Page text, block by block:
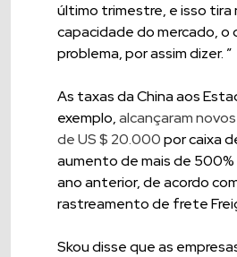
último trimestre, e isso tira
capacidade do mercado, o
problema, por assim dizer. ”
As taxas da China aos
exemplo,alcançaram
de US $ 20.000por caixa
aumento de mais de 500%
ano anterior, de acordo
rastreamento de frete
Skou disse que as